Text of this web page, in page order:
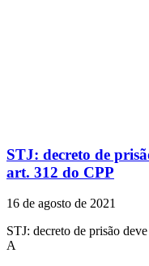
STJ: decreto de
art. 312 do CPP
16 de agosto de 2021
STJ: decreto de prisão
A